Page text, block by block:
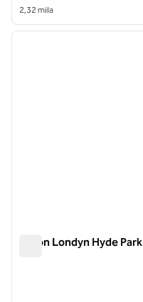
2,32 mila
1 z 12
Hilton Londyn Hyde Park